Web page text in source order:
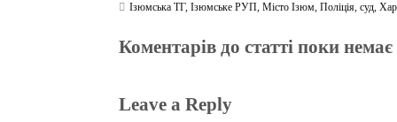
Ізюмська ТГ,Ізюмське РУП,Місто Ізюм,Поліція,суд,
Коментарів до статті поки немає
Leave a Reply